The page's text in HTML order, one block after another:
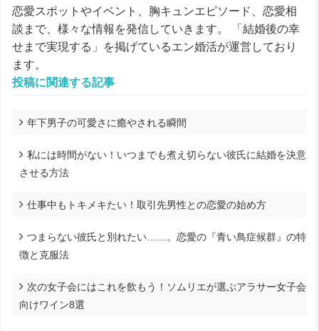
恋愛スポットやイベント、胸キュンエピソード、恋愛相
談まで、様々な情報を発信していきます。 「結婚後の幸
せまで実現する」を掲げているエン婚活が運営しており
ます。
投稿に関連する記事
年下男子の可愛さに癒やされる瞬間
私には時間がない！いつまでも煮え切らない彼氏に結婚を決意
させる方法
仕事中もトキメキたい！取引先男性との恋愛の始め方
つまらない彼氏と別れたい……。恋愛の『青い鳥症候群』の特
徴と克服法
次の女子会にはこれを飲もう！ソムリエが選ぶアラサー女子会
向けワイン8選